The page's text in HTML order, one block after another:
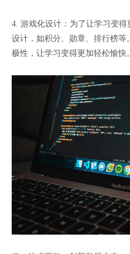
4. 游戏化设计：为了让学习变
设计，如积分、勋章、排行榜
极性，让学习变得更加轻松愉快。